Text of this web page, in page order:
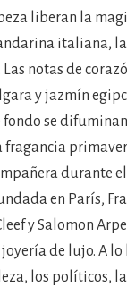
liberan la
italiana,
notas de
y jazmín
fondo se
fragancia
durante
en París,
y Salomon
de lujo. A lo
los políticos,